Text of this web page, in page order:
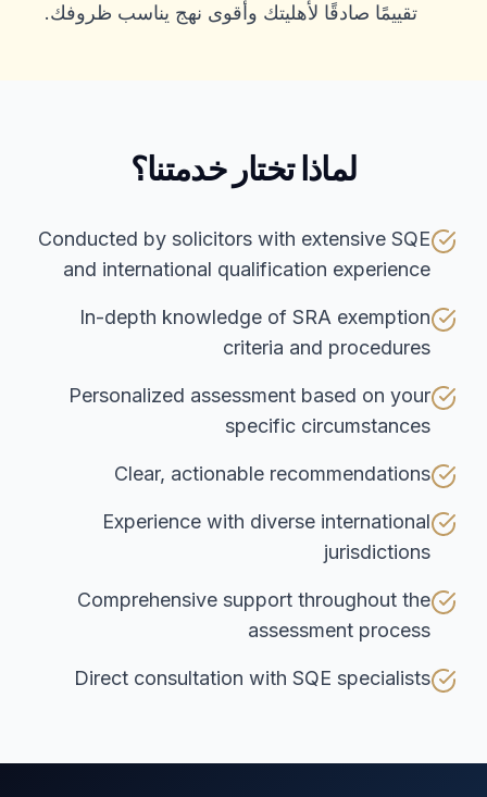
تقييمًا صادقًا لأهليتك وأقوى نهج يناسب ظروفك.
لماذا تختار خدمتنا؟
Conducted by solicitors with extensive SQE
and international qualification experience
In-depth knowledge of SRA exemption
criteria and procedures
Personalized assessment based on your
specific circumstances
Clear, actionable recommendations
Experience with diverse international
jurisdictions
Comprehensive support throughout the
assessment process
Direct consultation with SQE specialists